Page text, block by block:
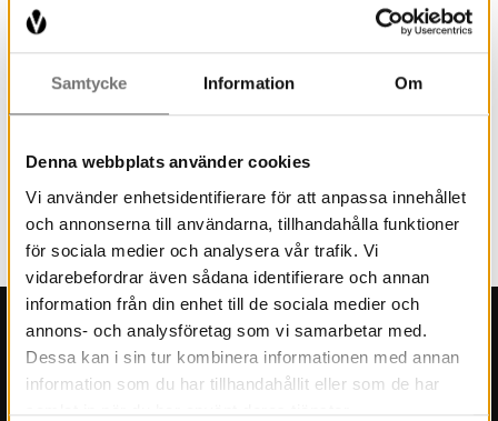
Samtycke Information Om
Denna webbplats använder cookies
Vi använder enhetsidentifierare för att anpassa innehållet
och annonserna till användarna, tillhandahålla funktioner
för sociala medier och analysera vår trafik. Vi
vidarebefordrar även sådana identifierare och annan
information från din enhet till de sociala medier och
annons- och analysföretag som vi samarbetar med.
Dessa kan i sin tur kombinera informationen med annan
information som du har tillhandahållit eller som de har
samlat in när du har använt deras tjänster.
annonser/rekryteringstjänster
Värmlands Museum har tagit beslut var vi vill
synas med våra platsannonser. Vi är därför inte
intresserade av att köpa annonsplats eller
erbjudanden.
Kontakt